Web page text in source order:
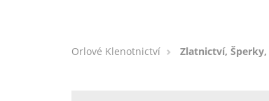
Orlové Klenotnictví Zlatnictví,